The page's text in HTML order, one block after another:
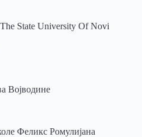
State University Of Novi
Војводине
Феликс Ромулијана